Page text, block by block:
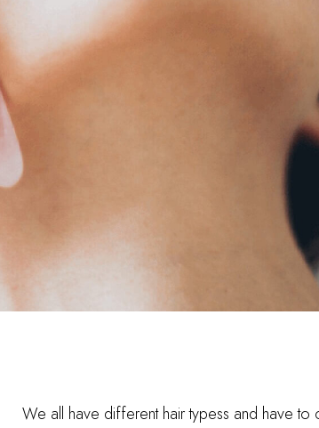
We all have different hair typess and have